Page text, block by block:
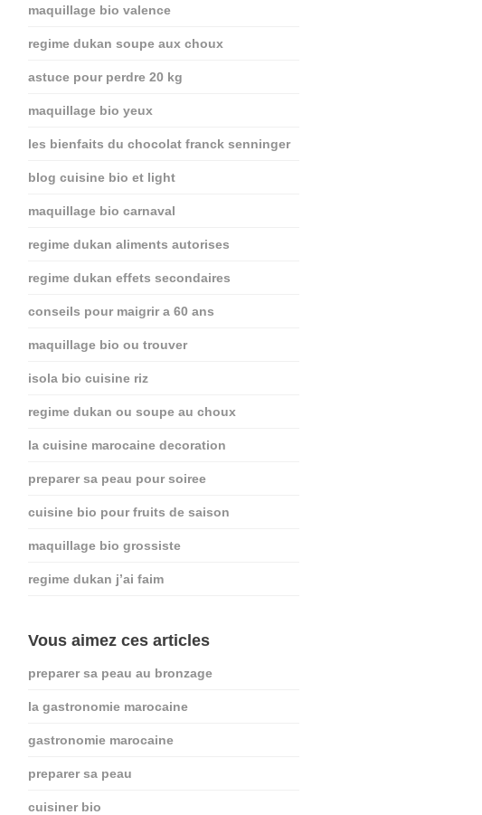
maquillage bio valence
regime dukan soupe aux choux
astuce pour perdre 20 kg
maquillage bio yeux
les bienfaits du chocolat franck senninger
blog cuisine bio et light
maquillage bio carnaval
regime dukan aliments autorises
regime dukan effets secondaires
conseils pour maigrir a 60 ans
maquillage bio ou trouver
isola bio cuisine riz
regime dukan ou soupe au choux
la cuisine marocaine decoration
preparer sa peau pour soiree
cuisine bio pour fruits de saison
maquillage bio grossiste
regime dukan j’ai faim
Vous aimez ces articles
preparer sa peau au bronzage
la gastronomie marocaine
gastronomie marocaine
preparer sa peau
cuisiner bio